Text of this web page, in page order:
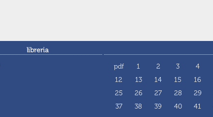
libreria
pdf
1 2 3 4
12
13 14 15 16
25
26 27 28 29
37
38 39 40 41